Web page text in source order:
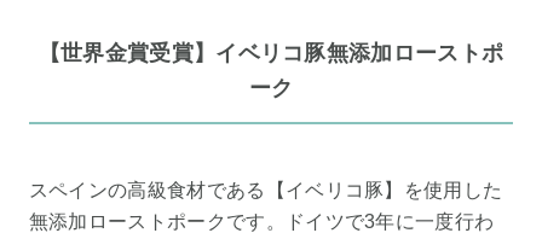
【世界金賞受賞】イベリコ豚無添加ローストポ
ーク
スペインの高級食材である【イベリコ豚】を使用した
無添加ローストポークです。ドイツで3年に一度行わ